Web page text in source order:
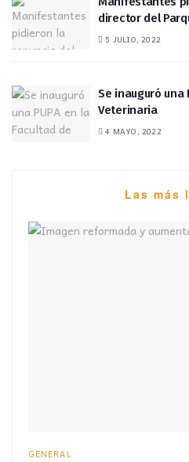
director del
5 JULIO, 2022
Se inauguró una
Veterinaria
4 MAYO, 2022
Las más
GENERAL